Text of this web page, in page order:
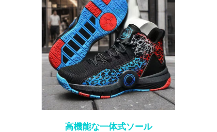
高機能な一体式ソール